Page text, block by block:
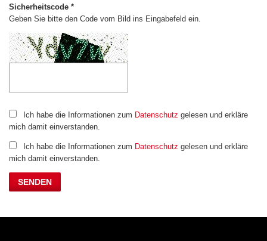
Sicherheitscode *
Geben Sie bitte den Code vom Bild ins Eingabefeld ein.
Ich habe die Informationen zum Datenschutz gelesen und erkläre
mich damit einverstanden.
Ich habe die Informationen zum Datenschutz gelesen und erkläre
mich damit einverstanden.